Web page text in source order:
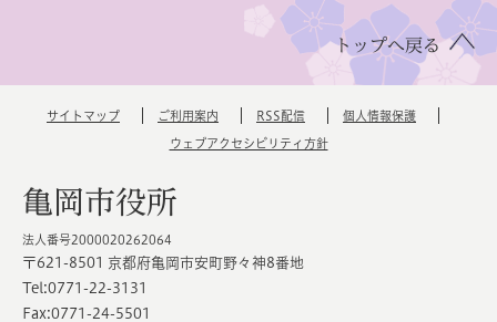
トップへ戻る
サイトマップ ご利用案内 RSS配信 個人情報保護
ウェブアクセシビリティ方針
亀岡市役所
法人番号2000020262064
〒621-8501 京都府亀岡市安町野々神8番地
Tel:0771-22-3131
Fax:0771-24-5501